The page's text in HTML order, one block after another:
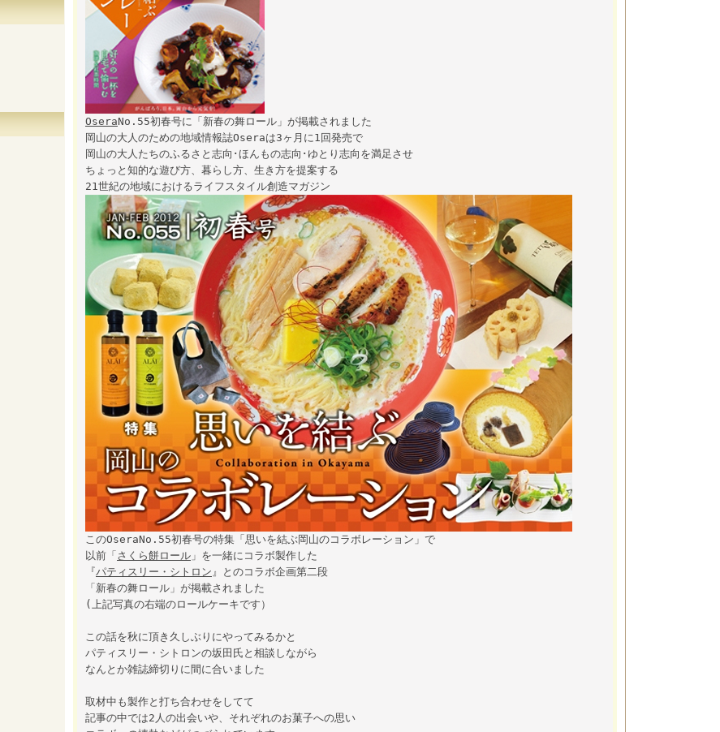
OseraNo.55初春号に「新春の舞ロール」が掲載されました
岡山の大人のための地域情報誌Oseraは3ヶ月に1回発売で
岡山の大人たちのふるさと志向･ほんもの志向･ゆとり志向を満足させ
ちょっと知的な遊び方、暮らし方、生き方を提案する
21世紀の地域におけるライフスタイル創造マガジン
このOseraNo.55初春号の特集「思いを結ぶ岡山のコラボレーション」で
以前「 さくら餅ロール 」を一緒にコラボ製作した
『パティスリー・シトロン 』とのコラボ企画第二段
「新春の舞ロール」が掲載されました
(上記写真の右端のロールケーキです）
この話を秋に頂き久しぶりにやってみるかと
パティスリー・シトロンの坂田氏と相談しながら
なんとか雑誌締切りに間に合いました
取材中も製作と打ち合わせをしてて
記事の中では2人の出会いや、それぞれのお菓子への思い